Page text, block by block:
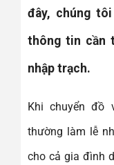
đây, chúng
thông tin cần
nhập trạch.
Khi chuyển đồ
thường làm lễ
cho cả gia đình